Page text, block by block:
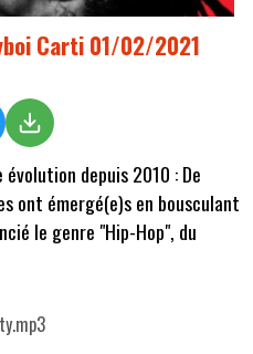
Carti 01/02/2021
depuis 2010 : De
ont émergé(e)s en bousculant
le genre "Hip-Hop", du